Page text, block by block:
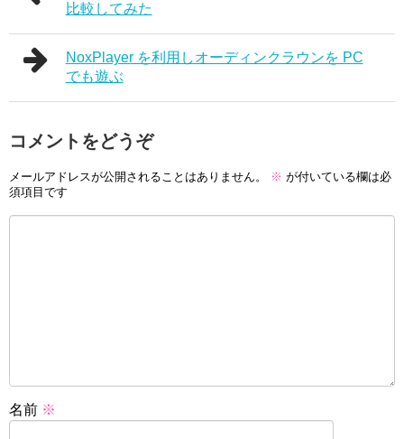
比較してみた
NoxPlayer を利用しオーディンクラウンを PC
でも遊ぶ
コメントをどうぞ
メールアドレスが公開されることはありません。 ※ が付いている欄は必
須項目です
名前 ※